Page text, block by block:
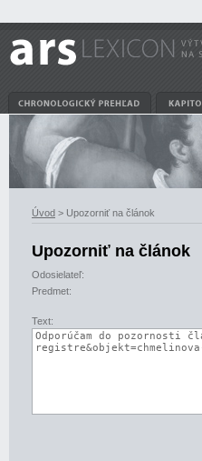
Úvod > Upozorniť na článok
Upozorniť na článok
Odosielateľ:
Predmet:
Text: